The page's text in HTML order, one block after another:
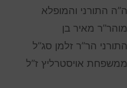
ה”ה התורני והמופלא
מוהר”ר מאירבן
התורני הר”ר זלמן סג”ל
ממשפחת אויסטרליץ ז”ל